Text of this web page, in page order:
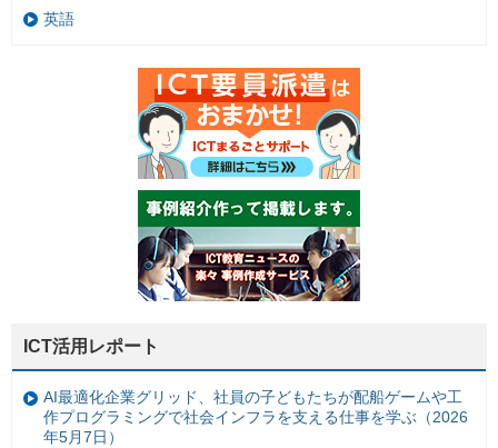
英語
ICT活用レポート
AI最適化企業グリッド、社員の子どもたちが配船ゲームや工
作プログラミングで社会インフラを支える仕事を学ぶ（2026
年5月7日）